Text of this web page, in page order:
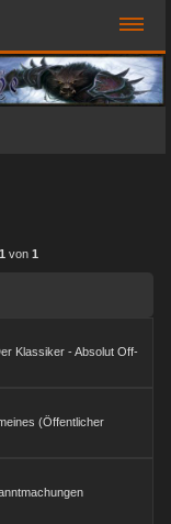
1von 1
Klassiker - Absolut Off-
(Öffentlicher